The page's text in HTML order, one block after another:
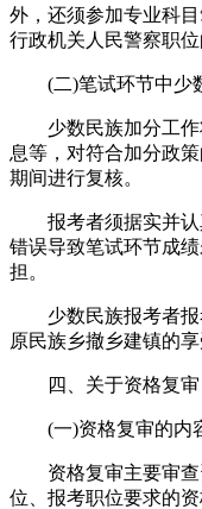
外，还须参加专业科
行政机关人民警察职
(二)笔试环节中少
少数民族加分工作
息等，对符合加分政
期间进行复核。
报考者须据实并认
错误导致笔试环节成
担。
少数民族报考者报
原民族乡撤乡建镇的
四、关于资格复审
(一)资格复审的内
资格复审主要审查
位、报考职位要求的